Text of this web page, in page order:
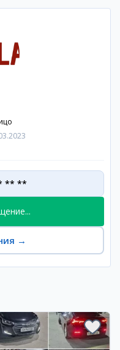
** **
→